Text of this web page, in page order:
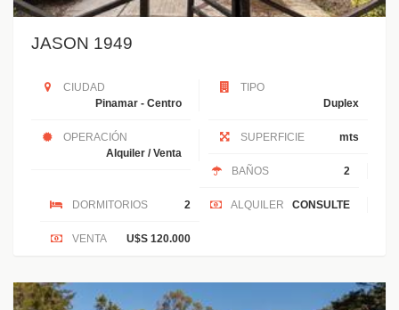
JASON 1949
CIUDAD
Pinamar - Centro
TIPO
Duplex
OPERACIÓN
Alquiler / Venta
SUPERFICIE mts
BAÑOS 2
DORMITORIOS 2 ALQUILER CONSULTE
VENTA U$S 120.000